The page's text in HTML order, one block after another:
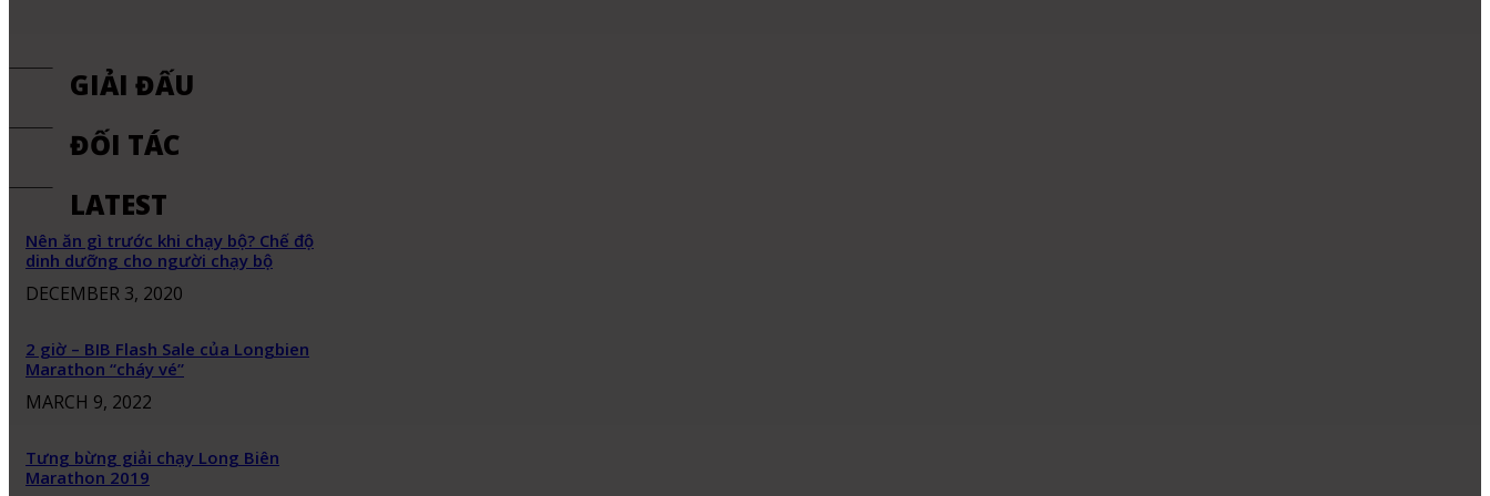
GIẢI ĐẤU
ĐỐI TÁC
LATEST
Nên ăn gì trước khi chạy bộ? Chế độ
dinh dưỡng cho người chạy bộ
DECEMBER 3, 2020
2 giờ – BIB Flash Sale của Longbien
Marathon “cháy vé”
MARCH 9, 2022
Tưng bừng giải chạy Long Biên
Marathon 2019